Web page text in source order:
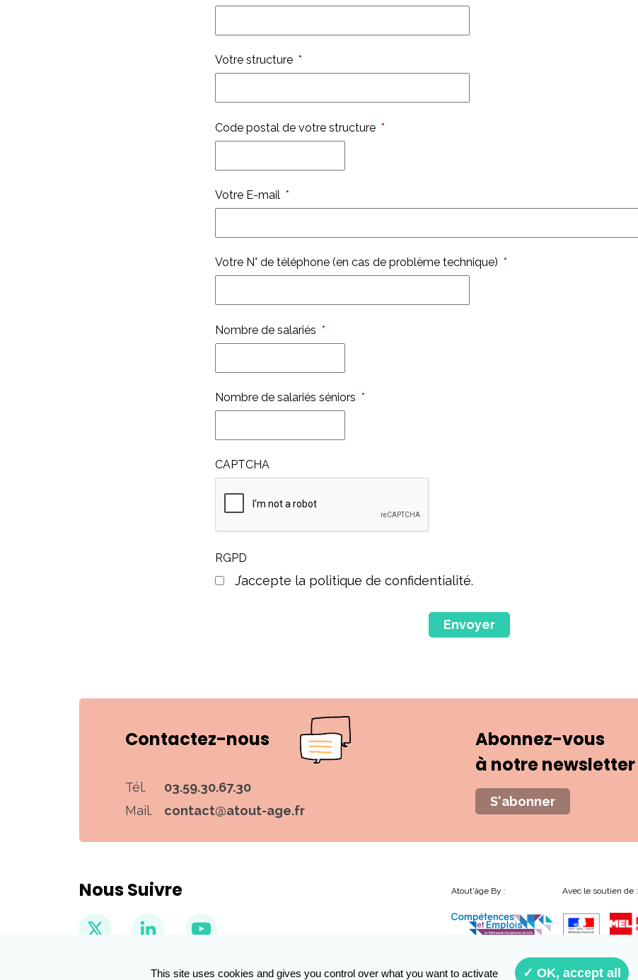
Votre structure *
Code postal de votre structure *
Votre E-mail *
Votre N° de téléphone (en cas de problème technique) *
Nombre de salariés *
Nombre de salariés séniors *
CAPTCHA
RGPD
J’accepte la politique de confidentialité.
Contactez-nous
Tél.
03.59.30.67.30
Mail.
contact@atout-age.fr
Abonnez-vous
à notre newsletter
S'abonner
Nous Suivre Atout'âge By : Avec le soutien de :
This site uses cookies and gives you control over what you want to activate ✓ OK, accept all